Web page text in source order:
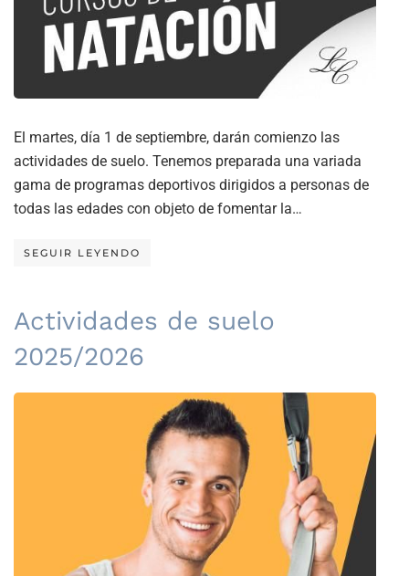
El martes, día 1 de septiembre, darán comienzo las
actividades de suelo. Tenemos preparada una variada
gama de programas deportivos dirigidos a personas de
todas las edades con objeto de fomentar la…
SEGUIR LEYENDO
Actividades de suelo
2025/2026